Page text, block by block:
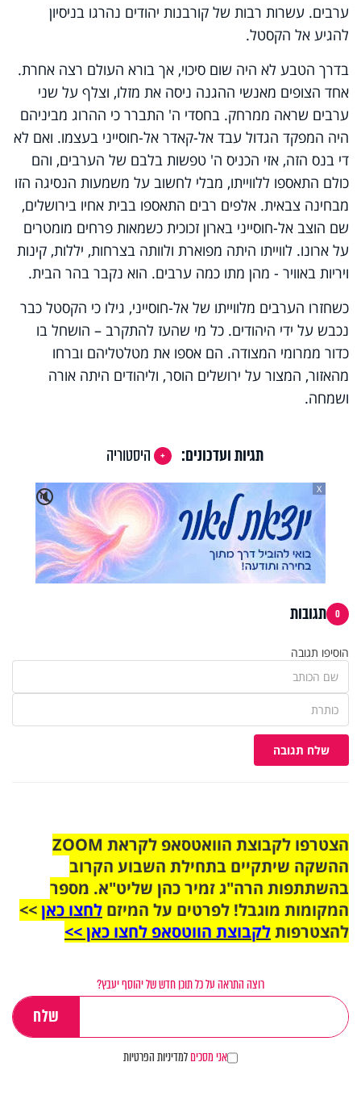
ערבים. עשרות רבות של קורבנות יהודים נהרגו בניסיון
להגיע אל הקסטל.
בדרך הטבע לא היה שום סיכוי, אך בורא העולם רצה אחרת.
אחד הצופים מאנשי ההגנה ניסה את מזלו, וצלף על שני
ערבים שראה ממרחק. בחסדי ה' התברר כי ההרוג מביניהם
היה המפקד הגדול עבד אל-קאדר אל-חוסייני בעצמו. ואם לא
די בנס הזה, אזי הכניס ה' טפשות בלבם של הערבים, והם
כולם התאספו ללווייתו, מבלי לחשוב על משמעות הנסיגה הזו
מבחינה צבאית. אלפים רבים התאספו בבית אחיו בירושלים,
שם הוצב אל-חוסייני בארון זכוכית כשמאות פרחים מומטרים
על ארונו. לווייתו היתה מפוארת ולוותה בצרחות, יללות, קינות
ויריות באוויר - מהן מתו כמה ערבים. הוא נקבר בהר הבית.
כשחזרו הערבים מלווייתו של אל-חוסייני, גילו כי הקסטל כבר
נכבש על ידי היהודים. כל מי שהעז להתקרב – הושחל בו
כדור ממרומי המצודה. הם אספו את מטלטליהם וברחו
מהאזור, המצור על ירושלים הוסר, וליהודים היתה אורה
ושמחה.
תגיות ועדכונים:
היסטוריה
🔇
X
0 תגובות
הוסיפו תגובה
שלח תגובה
הצטרפו לקבוצת הוואטסאפ לקראת ZOOM
ההשקה שיתקיים בתחילת השבוע הקרוב
בהשתתפות הרה"ג זמיר כהן שליט"א. מספר
המקומות מוגבל! לפרטים על המיזם לחצו כאן>>
להצטרפותלקבוצת הווטסאפ לחצו כאן >>
רוצה התראה על כל תוכן חדש של יהוסף יעבץ?
אני מסכיםלמדיניות הפרטיות